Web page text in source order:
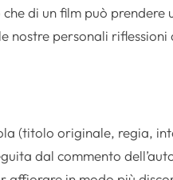
di un film può prendere
personali riflessioni
(titolo originale, regia,
dal commento